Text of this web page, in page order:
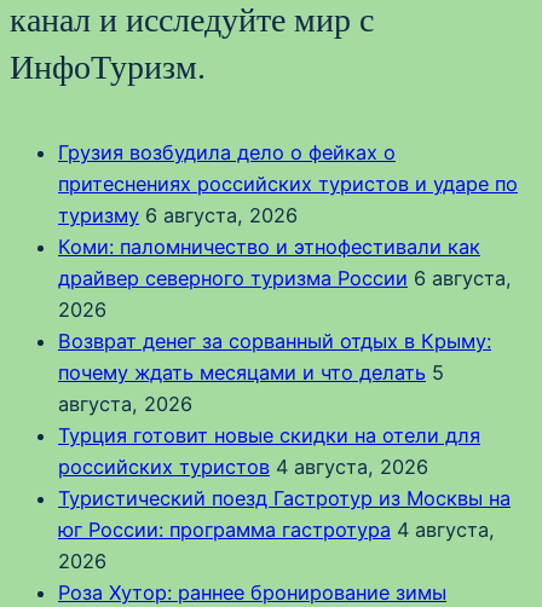
канал и исследуйте мир с
ИнфоТуризм.
Грузия возбудила дело о фейках о
притеснениях российских туристов и ударе по
туризму 6 августа, 2026
Коми: паломничество и этнофестивали как
драйвер северного туризма России 6 августа,
2026
Возврат денег за сорванный отдых в Крыму:
почему ждать месяцами и что делать 5
августа, 2026
Турция готовит новые скидки на отели для
российских туристов 4 августа, 2026
Туристический поезд Гастротур из Москвы на
юг России: программа гастротура 4 августа,
2026
Роза Хутор: раннее бронирование зимы